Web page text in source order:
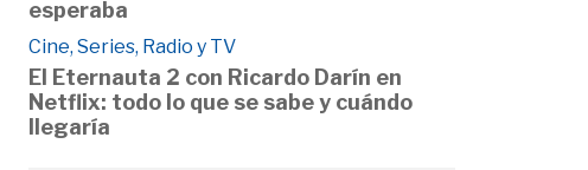
esperaba
Cine, Series, Radio y TV
El Eternauta 2 con Ricardo Darín en
Netflix: todo lo que se sabe y cuándo
llegaría